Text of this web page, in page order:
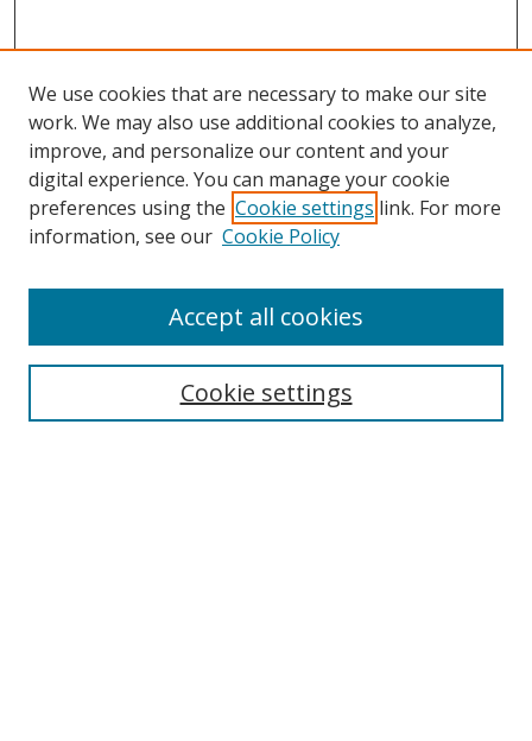
We use cookies that are necessary to make our site
work. We may also use additional cookies to analyze,
improve, and personalize our content and your
digital experience. You can manage your cookie
preferences using the Cookie settings link. For more
information, see our Cookie Policy
Cookie settings
Accept all cookies